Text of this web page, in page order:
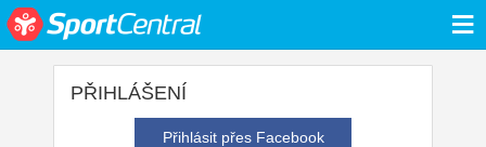
≡
PŘIHLÁŠENÍ
Přihlásit přes Facebook